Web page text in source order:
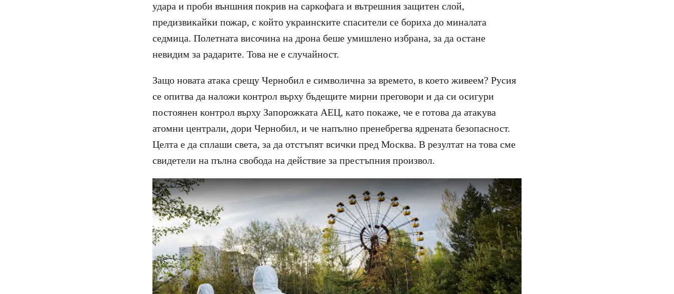
удара и проби външния покрив на саркофага и вътрешния защитен слой,
предизвикайки пожар, с който украинските спасители се бориха до миналата
седмица. Полетната височина на дрона беше умишлено избрана, за да остане
невидим за радарите. Това не е случайност.
Защо новата атака срещу Чернобил е символична за времето, в което живеем? Русия
се опитва да наложи контрол върху бъдещите мирни преговори и да си осигури
постоянен контрол върху Запорожката АЕЦ, като покаже, че е готова да атакува
атомни централи, дори Чернобил, и че напълно пренебрегва ядрената безопасност.
Целта е да сплаши света, за да отстъпят всички пред Москва. В резултат на това сме
свидетели на пълна свобода на действие за престъпния произвол.